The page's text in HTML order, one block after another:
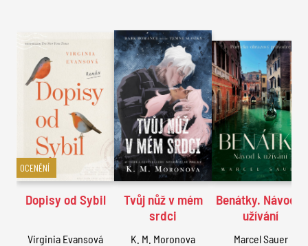
OCENĚNÍ
Dopisy od Sybil
Virginia Evansová
Tvůj nůž v mém
srdci
K. M. Moronova
Benátky. Návod k
užívání
Marcel Sauer